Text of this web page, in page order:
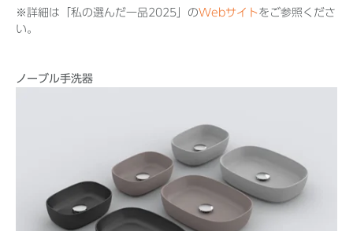
※詳細は「私の選んだ一品2025」のWebサイトをご参照くださ
い。
ノーブル手洗器